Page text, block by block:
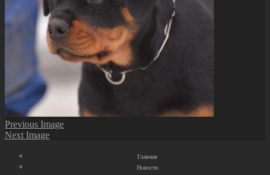
Previous Image
Next Image
Главная
Новости